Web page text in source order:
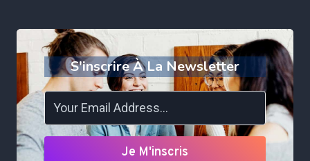
S'inscrire À La Newsletter
Je M'inscris